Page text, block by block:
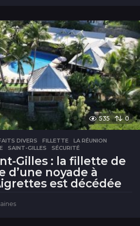
m
a
i
n
e
s
535 0
DIVERS ,FILLETTE ,LA RÉUNION
,SAINT-GILLES ,SÉCURITÉ
Gilles : la fillette de
d’une noyade à
est décédée